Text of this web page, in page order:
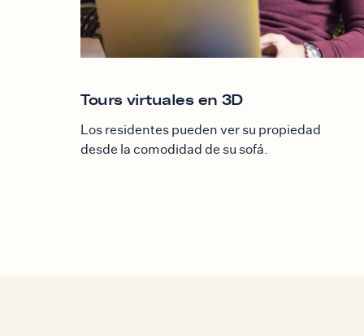
Tours virtuales en 3D
Los residentes pueden ver su propiedad
desde la comodidad de su sofá.